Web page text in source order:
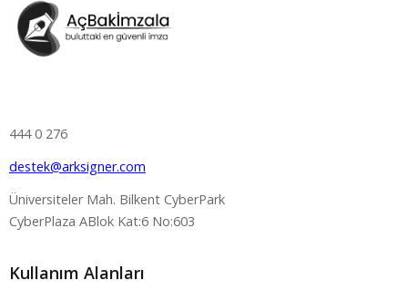
444 0 276
destek@arksigner.com
Üniversiteler Mah. Bilkent CyberPark
CyberPlaza ABlok Kat:6 No:603
Kullanım Alanları